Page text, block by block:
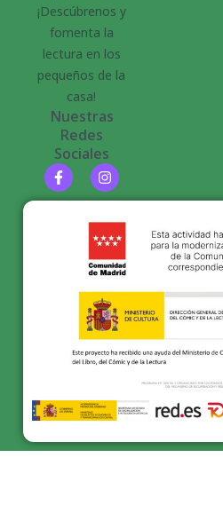
¡Descúbrenos y
fomenta la
lectura en los
pequeños de la
casa!
Nuestras
Redes
Sociales